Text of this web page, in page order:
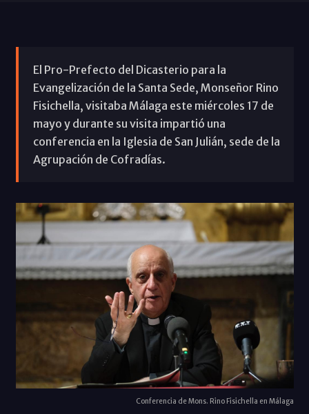
El Pro-Prefecto del Dicasterio para la
Evangelización de la Santa Sede, Monseñor Rino
Fisichella, visitaba Málaga este miércoles 17 de
mayo y durante su visita impartió una
conferencia en la Iglesia de San Julián, sede de la
Agrupación de Cofradías.
Conferencia de Mons. Rino Fisichella en Málaga